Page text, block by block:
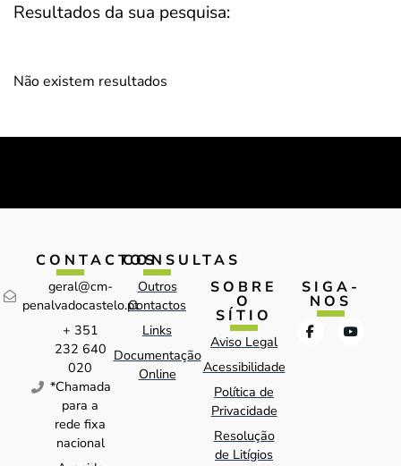
Resultados da sua pesquisa:
Não existem resultados
CONTACTOS
geral@cm-
penalvadocastelo.pt
+ 351
232 640
020
*Chamada
para a
rede fixa
nacional
CONSULTAS
Outros
Contactos
Links
Documentação
Online
SOBRE
O
SÍTIO
Aviso Legal
Acessibilidade
Política de
Privacidade
Resolução
de Litígios
SIGA-
NOS